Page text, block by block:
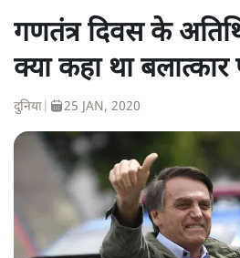
गणतंत्र दिवस के
क्या कहा था बलात्कार
दुनिया 25 JAN, 2020